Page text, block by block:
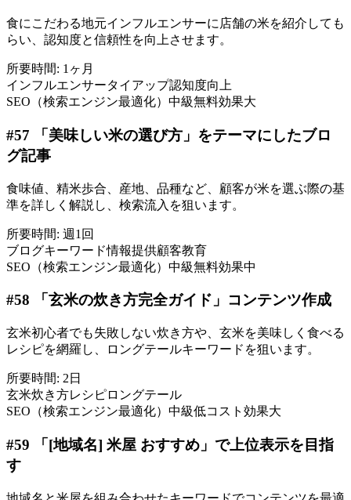
食にこだわる地元インフルエンサーに店舗の米を紹介しても
らい、認知度と信頼性を向上させます。
所要時間: 1ヶ月
インフルエンサータイアップ認知度向上
SEO（検索エンジン最適化） 中級無料効果大
#57
「美味しい米の選び方」をテーマにしたブロ
グ記事
食味値、精米歩合、産地、品種など、顧客が米を選ぶ際の基
準を詳しく解説し、検索流入を狙います。
所要時間: 週1回
ブログキーワード情報提供顧客教育
SEO（検索エンジン最適化） 中級無料効果中
#58 「玄米の炊き方完全ガイド」コンテンツ作成
玄米初心者でも失敗しない炊き方や、玄米を美味しく食べる
レシピを網羅し、ロングテールキーワードを狙います。
所要時間: 2日
玄米炊き方レシピロングテール
SEO（検索エンジン最適化） 中級低コスト 効果大
#59
「[地域名] 米屋 おすすめ」で上位表示を目指
す